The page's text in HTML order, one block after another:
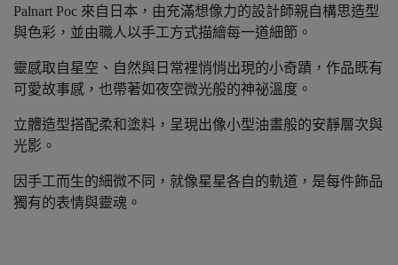
Palnart Poc 來自日本，由充滿想像力的設計師親自構思造型
與色彩，並由職人以手工方式描繪每一道細節。
靈感取自星空、自然與日常裡悄悄出現的小奇蹟，作品既有
可愛故事感，也帶著如夜空微光般的神祕溫度。
立體造型搭配柔和塗料，呈現出像小型油畫般的安靜層次與
光影。
因手工而生的細微不同，就像星星各自的軌道，是每件飾品
獨有的表情與靈魂。